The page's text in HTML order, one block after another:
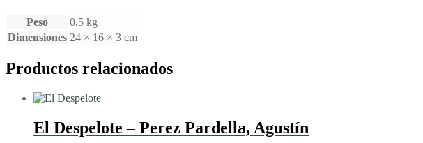
Peso
0,5 kg
Dimensiones 24 × 16 × 3 cm
Productos relacionados
El Despelote – Perez Pardella, Agustín